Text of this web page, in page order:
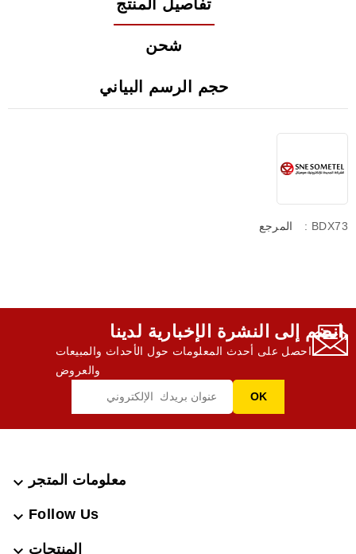
تفاصيل المنتج
شحن
حجم الرسم البياني
المرجع : BDX73
انضم إلى النشرة الإخبارية لدينا,
احصل على أحدث المعلومات حول الأحداث والمبيعات
والعروض
معلومات المتجر 
Follow Us

المنتجات